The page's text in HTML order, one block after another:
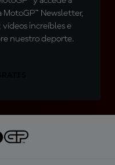
MotoGP™ Newsletter,
vídeos increíbles e
nuestro deporte.